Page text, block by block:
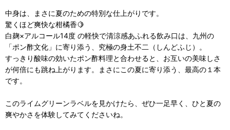
中身は、まさに夏のための特別な仕上がりです。
驚くほど爽快な柑橘香🍋
白麹×アルコール14度 の軽快で清涼感あふれる飲み口は、九州の
「ポン酢文化」に寄り添う、究極の身土不二（しんどふじ）。
すっきり酸味の効いたポン酢料理と合わせると、お互いの美味しさ
が何倍にも跳ね上がります。まさにこの夏に寄り添う、最高の１本
です。
このライムグリーンラベルを見かけたら、ぜひ一足早く、ひと夏の
爽やかさを体験してみてくださいね。